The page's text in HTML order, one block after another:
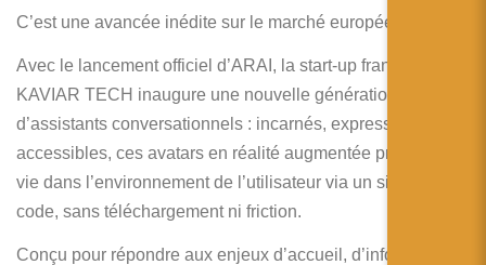
C’est une avancée inédite sur le marché européen.
Avec le lancement officiel d’ARAI, la start-up française
KAVIAR TECH inaugure une nouvelle génération
d’assistants conversationnels : incarnés, expressifs et
accessibles, ces avatars en réalité augmentée prennent
vie dans l’environnement de l’utilisateur via un simple QR
code, sans téléchargement ni friction.
Conçu pour répondre aux enjeux d’accueil, d’information